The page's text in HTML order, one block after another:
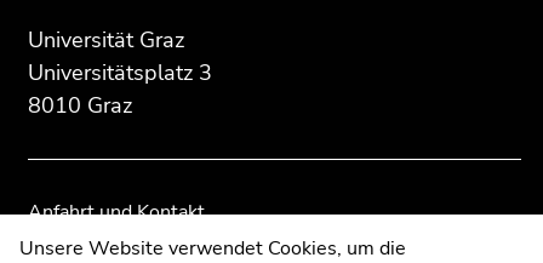
Seitenbereichs:
Zusatzinformationen:
Universität Graz
Universitätsplatz 3
8010 Graz
Anfahrt und Kontakt
Kommunikation und Öffentlichkeitsarbeit
Seitenbereichs.
Übersicht
Seitenbereichs.
Übersicht
Unsere Website verwendet Cookies, um die